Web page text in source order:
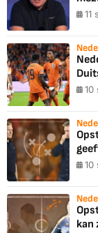
11
10
10
kan